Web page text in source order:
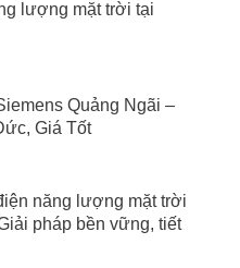
lượng mặt trời tại
Quảng Ngãi –
Giá Tốt
năng lượng mặt trời
pháp bền vững, tiết